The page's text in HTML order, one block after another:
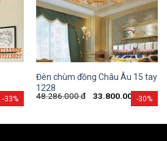
-33% -30%
Đèn chùm đồng Châu Âu 15 tay
1228
48.286.000đ 33.800.000 đ